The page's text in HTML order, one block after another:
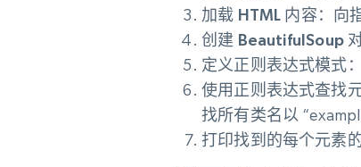
加载 HTML 内容：向
创建 BeautifulSoup
定义正则表达式模式
使用正则表达式查找
找所有类名以
打印找到的每个元素